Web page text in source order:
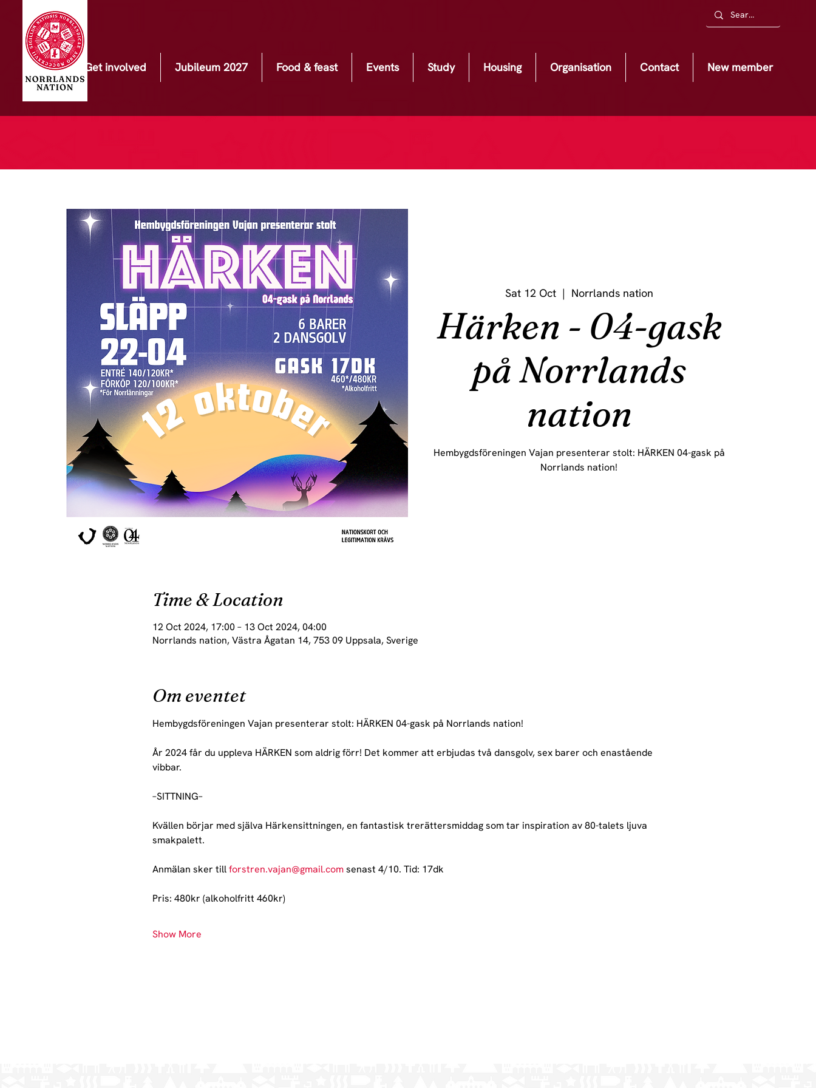
Get involved Jubileum 2027 Food & feast Events Study Housing Organisation Contact New member
Sat 12 Oct
  |
Norrlands nation
Härken - 04-gask
på Norrlands
nation
Hembygdsföreningen Vajan presenterar stolt: HÄRKEN 04-gask på
Norrlands nation!
Time & Location
12 Oct 2024, 17:00 – 13 Oct 2024, 04:00
Norrlands nation, Västra Ågatan 14, 753 09 Uppsala, Sverige
Om eventet
Hembygdsföreningen Vajan presenterar stolt: HÄRKEN 04-gask på Norrlands nation!
År 2024 får du uppleva HÄRKEN som aldrig förr! Det kommer att erbjudas två dansgolv, sex barer och enastående
vibbar.
–SITTNING–
Kvällen börjar med själva Härkensittningen, en fantastisk trerättersmiddag som tar inspiration av 80-talets ljuva
smakpalett.
Anmälan sker till forstren.vajan@gmail.com senast 4/10. Tid: 17dk
Pris: 480kr (alkoholfritt 460kr)
Show More